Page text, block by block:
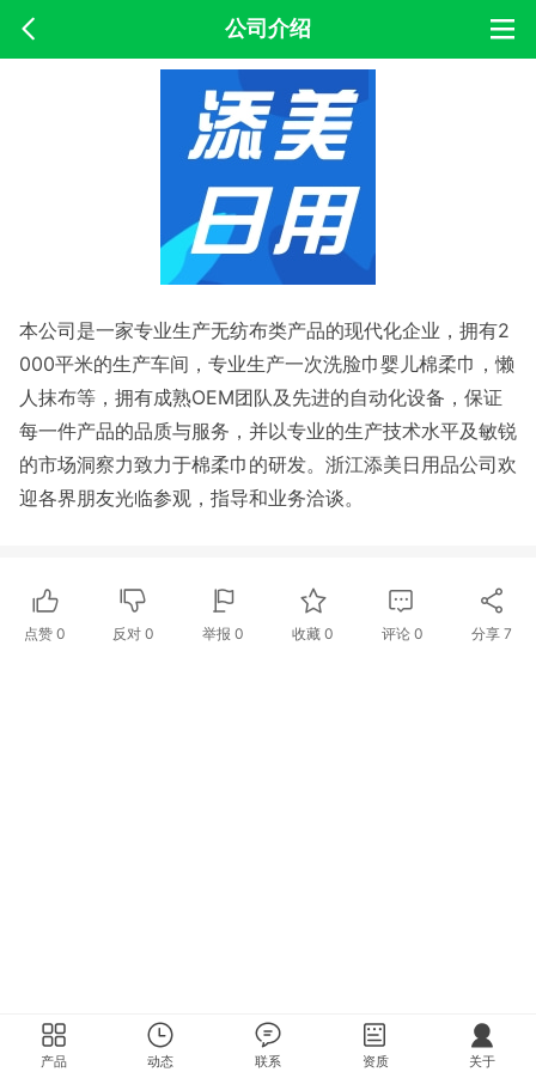
公司介绍
本公司是一家专业生产无纺布类产品的现代化企业，拥有2
000平米的生产车间，专业生产一次洗脸巾婴儿棉柔巾，懒
人抹布等，拥有成熟OEM团队及先进的自动化设备，保证
每一件产品的品质与服务，并以专业的生产技术水平及敏锐
的市场洞察力致力于棉柔巾的研发。浙江添美日用品公司欢
迎各界朋友光临参观，指导和业务洽谈。
点赞 0 反对0 举报 0 收藏 0 评论 0 分享 7
产品 动态 联系 资质 关于